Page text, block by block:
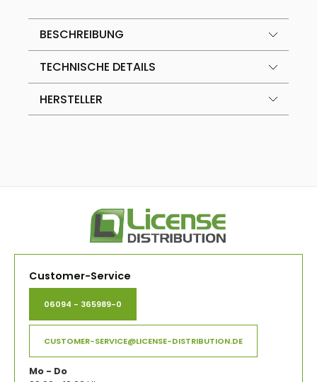
BESCHREIBUNG
TECHNISCHE DETAILS
HERSTELLER
Customer-Service
06094 - 365989-0
CUSTOMER-SERVICE@LICENSE-DISTRIBUTION.DE
Mo - Do